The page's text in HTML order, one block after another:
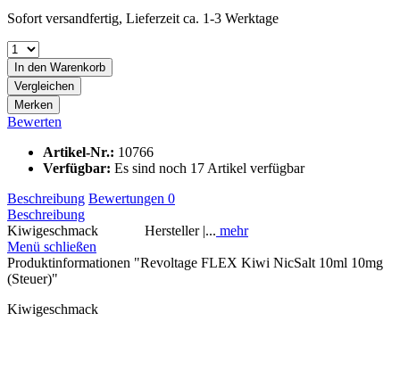
Sofort versandfertig, Lieferzeit ca. 1-3 Werktage
In den Warenkorb
Vergleichen
Merken
Bewerten
Artikel-Nr.: 10766
Verfügbar: Es sind noch 17 Artikel verfügbar
Beschreibung Bewertungen 0
Beschreibung
Kiwigeschmack Hersteller |... mehr
Menü schließen
Produktinformationen "Revoltage FLEX Kiwi NicSalt 10ml 10mg
(Steuer)"
Kiwigeschmack